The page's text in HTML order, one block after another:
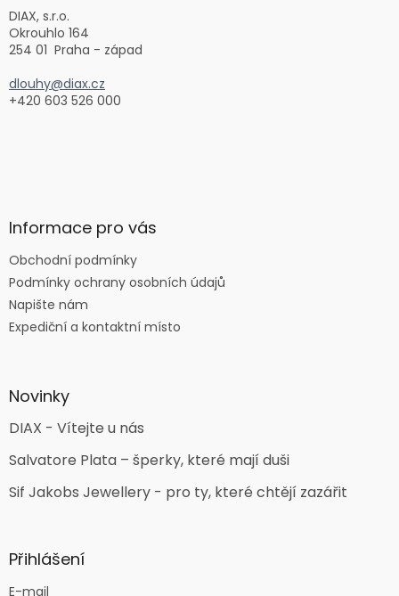
DIAX, s.r.o.
Okrouhlo 164
254 01 Praha - západ
dlouhy@diax.cz
+420 603 526 000
Informace pro vás
Obchodní podmínky
Podmínky ochrany osobních údajů
Napište nám
Expediční a kontaktní místo
Novinky
DIAX - Vítejte u nás
Salvatore Plata – šperky, které mají duši
Sif Jakobs Jewellery - pro ty, které chtějí zazářit
Přihlášení
E-mail